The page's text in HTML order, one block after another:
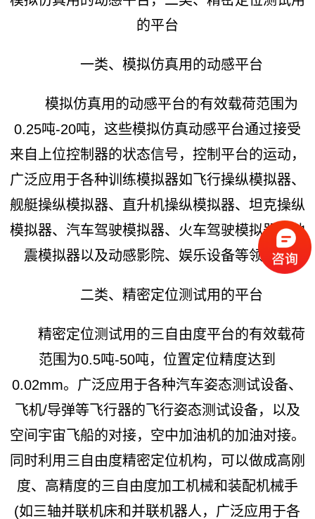
的平台
一类、模拟仿真用的动感平台
模拟仿真用的动感平台的有效载荷范围为
0.25吨-20吨，这些模拟仿真动感平台通过接受
来自上位控制器的状态信号，控制平台的运动，
广泛应用于各种训练模拟器如飞行操纵模拟器、
舰艇操纵模拟器、直升机操纵模拟器、坦克操纵
模拟器、汽车驾驶模拟器、火车驾驶模拟器、地
震模拟器以及动感影院、娱乐设备等领域。
二类、精密定位测试用的平台
精密定位测试用的三自由度平台的有效载荷
范围为0.5吨-50吨，位置定位精度达到
0.02mm。广泛应用于各种汽车姿态测试设备、
飞机/导弹等飞行器的飞行姿态测试设备，以及
空间宇宙飞船的对接，空中加油机的加油对接。
同时利用三自由度精密定位机构，可以做成高刚
度、高精度的三自由度加工机械和装配机械手
(如三轴并联机床和并联机器人，广泛应用于各